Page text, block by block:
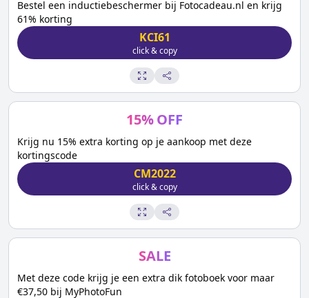
Bestel een inductiebeschermer bij Fotocadeau.nl en krijg
61% korting
KCI61
click & copy
15%OFF
Krijg nu 15% extra korting op je aankoop met deze
kortingscode
CM2022
click & copy
SALE
Met deze code krijg je een extra dik fotoboek voor maar
€37,50 bij MyPhotoFun